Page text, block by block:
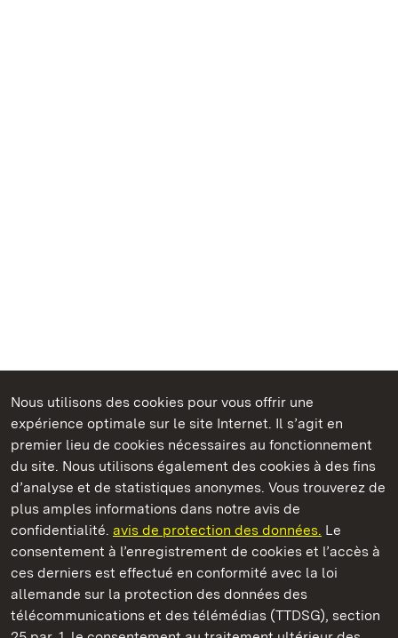
Nous utilisons des cookies pour vous offrir une
expérience optimale sur le site Internet. Il s’agit en
premier lieu de cookies nécessaires au fonctionnement
du site. Nous utilisons également des cookies à des fins
d’analyse et de statistiques anonymes. Vous trouverez de
plus amples informations dans notre avis de
confidentialité. avis de protection des données. Le
consentement à l’enregistrement de cookies et l’accès à
ces derniers est effectué en conformité avec la loi
allemande sur la protection des données des
télécommunications et des télémédias (TTDSG), section
Châteaux et jardins publics du Bade-Wurtemberg
Château d' Ellwangen
Châteaux et jardins publics du Bade-Wurtemberg
FAQ et réponsesMentions légalesProtection des données